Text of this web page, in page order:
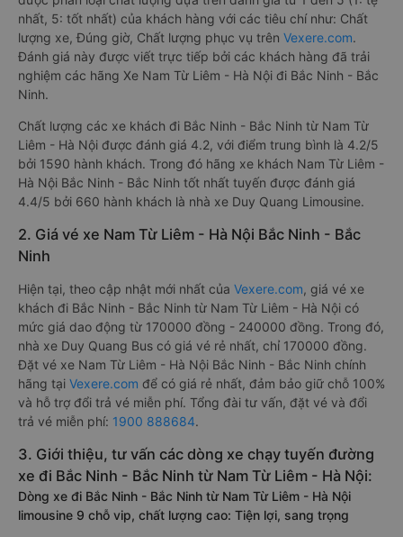
nhất, 5: tốt nhất) của khách hàng với các tiêu chí như: Chất
lượng xe, Đúng giờ, Chất lượng phục vụ trên Vexere.com.
Đánh giá này được viết trực tiếp bởi các khách hàng đã trải
nghiệm các hãng Xe Nam Từ Liêm - Hà Nội đi Bắc Ninh - Bắc
Ninh.
Chất lượng các xe khách đi Bắc Ninh - Bắc Ninh từ Nam Từ
Liêm - Hà Nội được đánh giá 4.2, với điểm trung bình là 4.2/5
bởi 1590 hành khách. Trong đó hãng xe khách Nam Từ Liêm -
Hà Nội Bắc Ninh - Bắc Ninh tốt nhất tuyến được đánh giá
4.4/5 bởi 660 hành khách là nhà xe Duy Quang Limousine.
2. Giá vé xe Nam Từ Liêm - Hà Nội Bắc Ninh - Bắc
Ninh
Hiện tại, theo cập nhật mới nhất của Vexere.com, giá vé xe
khách đi Bắc Ninh - Bắc Ninh từ Nam Từ Liêm - Hà Nội có
mức giá dao động từ 170000 đồng - 240000 đồng. Trong đó,
nhà xe Duy Quang Bus có giá vé rẻ nhất, chỉ 170000 đồng.
Đặt vé xe Nam Từ Liêm - Hà Nội Bắc Ninh - Bắc Ninh chính
hãng tại Vexere.com để có giá rẻ nhất, đảm bảo giữ chỗ 100%
và hỗ trợ đổi trả vé miễn phí. Tổng đài tư vấn, đặt vé và đổi
trả vé miễn phí: 1900 888684.
3. Giới thiệu, tư vấn các dòng xe chạy tuyến đường
xe đi Bắc Ninh - Bắc Ninh từ Nam Từ Liêm - Hà Nội:
Dòng xe đi Bắc Ninh - Bắc Ninh từ Nam Từ Liêm - Hà Nội
limousine 9 chỗ vip, chất lượng cao: Tiện lợi, sang trọng